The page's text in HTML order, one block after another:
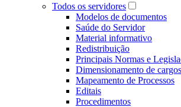
Todos os servidores
Modelos de documentos
Saúde do Servidor
Material informativo
Redistribuição
Principais Normas e
Dimensionamento de cargos
Mapeamento de Processos
Editais
Procedimentos